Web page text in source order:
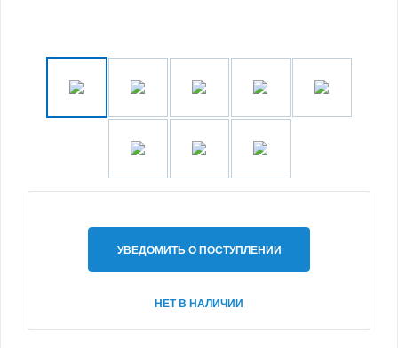
УВЕДОМИТЬ О ПОСТУПЛЕНИИ
НЕТ В НАЛИЧИИ